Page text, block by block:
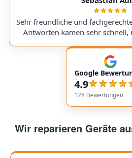
sent in my Victory V4 Amp
a replacement part, I was
would use them
Sehr freundliche und
Antworten kamen sehr schnell,
empfehlenswert! Very friendly and professional
communication. Responses
service overall was extremely
Highly
Google
4.9
128 Bewertungen
Wir reparieren Geräte